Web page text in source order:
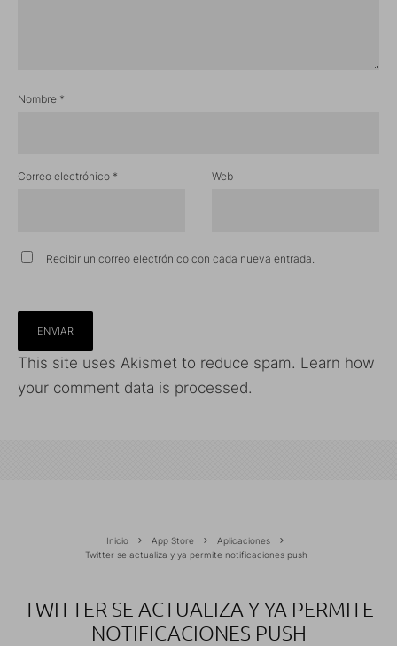
Nombre *
Correo electrónico * Web
Recibir un correo electrónico con cada nueva entrada.
This site uses Akismet to reduce spam. Learn how
your comment data is processed.
Inicio App Store
Aplicaciones
Twitter se actualiza y ya permite notificaciones push
TWITTER SE ACTUALIZA Y YA PERMITE
NOTIFICACIONES PUSH